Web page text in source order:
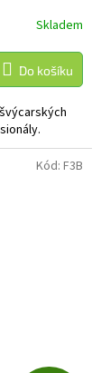
R
M
A
Skladem
Do košíku
Kód: F3B